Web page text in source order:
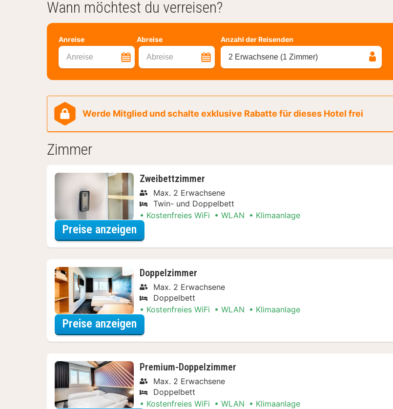
Wann möchtest du verreisen?
Anreise Abreise
Anreise Abreise
Anzahl der Reisenden
2 Erwachsene (1 Zimmer)
Werde Mitglied und schalte exklusive Rabatte für dieses Hotel frei
Zimmer
Zweibettzimmer
Max. 2 Erwachsene
Twin- und Doppelbett
Kostenfreies WiFi
WLAN Klimaanlage
Preise anzeigen
Doppelzimmer
Max. 2 Erwachsene
Doppelbett
Kostenfreies WiFi
WLAN Klimaanlage
Preise anzeigen
Premium-Doppelzimmer
Max. 2 Erwachsene
Doppelbett
Kostenfreies WiFi
WLAN Klimaanlage